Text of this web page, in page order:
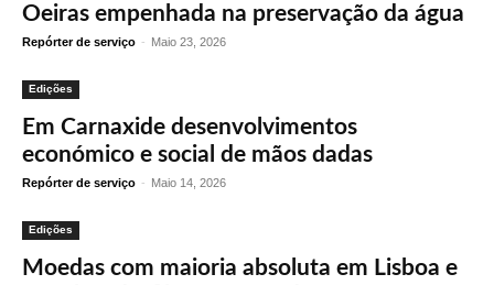
Oeiras empenhada na preservação da água
Repórter de serviço - Maio 23, 2026
Edições
Em Carnaxide desenvolvimentos
económico e social de mãos dadas
Repórter de serviço - Maio 14, 2026
Edições
Moedas com maioria absoluta em Lisboa e